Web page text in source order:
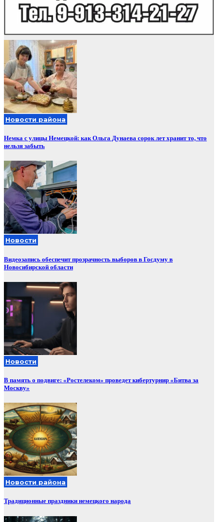
Новости района
Немка с улицы Немецкой: как Ольга Дунаева сорок лет хранит то, что
нельзя забыть
Новости
Видеозапись обеспечит прозрачность выборов в Госдуму в
Новосибирской области
Новости
В память о подвиге: «Ростелеком» проведет кибертурнир «Битва за
Москву»
Новости района
Традиционные праздники немецкого народа